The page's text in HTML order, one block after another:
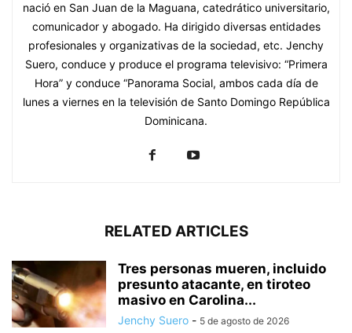
nació en San Juan de la Maguana, catedrático universitario,
comunicador y abogado. Ha dirigido diversas entidades
profesionales y organizativas de la sociedad, etc. Jenchy
Suero, conduce y produce el programa televisivo: “Primera
Hora” y conduce “Panorama Social, ambos cada día de
lunes a viernes en la televisión de Santo Domingo República
Dominicana.
RELATED ARTICLES
Tres personas mueren, incluido
presunto atacante, en tiroteo
masivo en Carolina...
Jenchy Suero - 5 de agosto de 2026